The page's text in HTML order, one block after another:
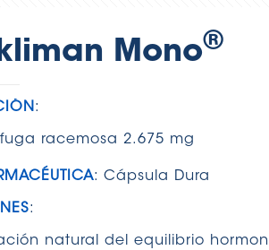
Mono®
:
racemosa 2.675 mg
: Cápsula Dura
:
natural del equilibrio